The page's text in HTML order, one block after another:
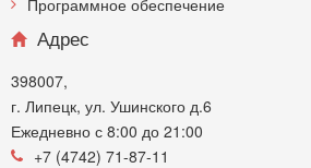
Адрес
398007,
г. Липецк, ул. Ушинского д.6
Ежедневно с 8:00 до 21:00
+7 (4742) 71-87-11